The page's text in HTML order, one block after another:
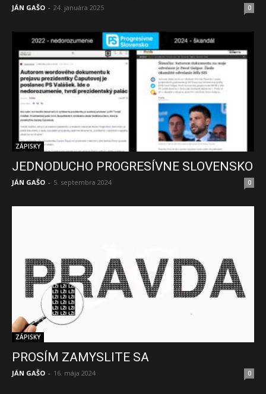
JÁN GAŠO - 24. januára 2025 0
ZÁPISKY
JEDNODUCHO PROGRESÍVNE SLOVENSKO
JÁN GAŠO - 5. septembra 2024 0
ZÁPISKY
PROSÍM ZAMYSLITE SA
JÁN GAŠO - 16. mája 2024 0